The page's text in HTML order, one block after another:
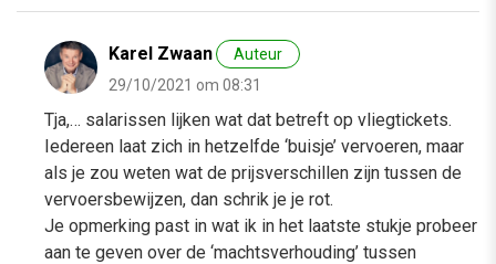
Karel Zwaan
Auteur
29/10/2021 om 08:31
Tja,… salarissen lijken wat dat betreft op vliegtickets.
Iedereen laat zich in hetzelfde ‘buisje’ vervoeren, maar
als je zou weten wat de prijsverschillen zijn tussen de
vervoersbewijzen, dan schrik je je rot.
Je opmerking past in wat ik in het laatste stukje probeer
aan te geven over de ‘machtsverhouding’ tussen